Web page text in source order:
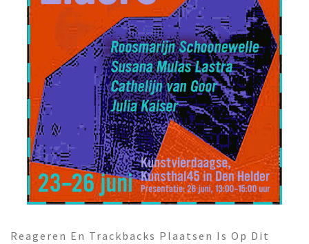
Reageren En Trackbacks Plaatsen Is Op Dit